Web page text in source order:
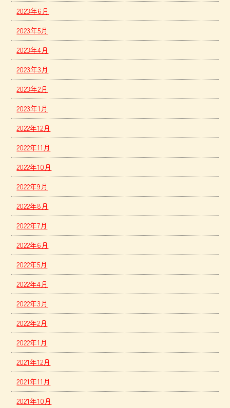
2023年6月
2023年5月
2023年4月
2023年3月
2023年2月
2023年1月
2022年12月
2022年11月
2022年10月
2022年9月
2022年8月
2022年7月
2022年6月
2022年5月
2022年4月
2022年3月
2022年2月
2022年1月
2021年12月
2021年11月
2021年10月